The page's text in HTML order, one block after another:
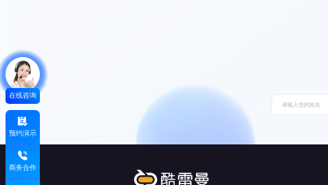
在线咨询
预约演示
商务合作